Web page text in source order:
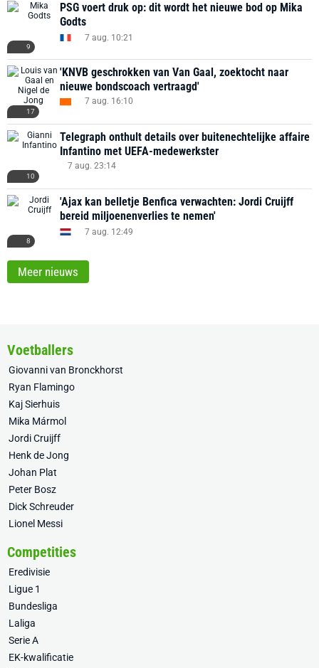
9
PSG voert druk op: dit wordt het nieuwe bod op Mika
Godts
7 aug. 10:21
17
'KNVB geschrokken van Van Gaal, zoektocht naar
nieuwe bondscoach vertraagd'
7 aug. 16:10
10
Telegraph onthult details over buitenechtelijke affaire
Infantino met UEFA-medewerkster
7 aug. 23:14
8
'Ajax kan belletje Benfica verwachten: Jordi Cruijff
bereid miljoenenverlies te nemen'
7 aug. 12:49
Meer nieuws
Voetballers
Giovanni van Bronckhorst
Ryan Flamingo
Kaj Sierhuis
Mika Mármol
Jordi Cruijff
Henk de Jong
Johan Plat
Peter Bosz
Dick Schreuder
Lionel Messi
Competities
Eredivisie
Ligue 1
Bundesliga
Laliga
Serie A
EK-kwalificatie